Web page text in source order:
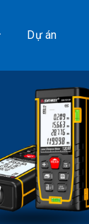
Dự án